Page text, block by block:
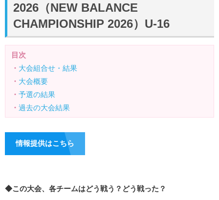
2026（NEW BALANCE
CHAMPIONSHIP 2026）U-16
目次
・ 大会組合せ・結果
・ 大会概要
・ 予選の結果
・ 過去の大会結果
情報提供はこちら
◆この大会、各チームはどう戦う？どう戦った？